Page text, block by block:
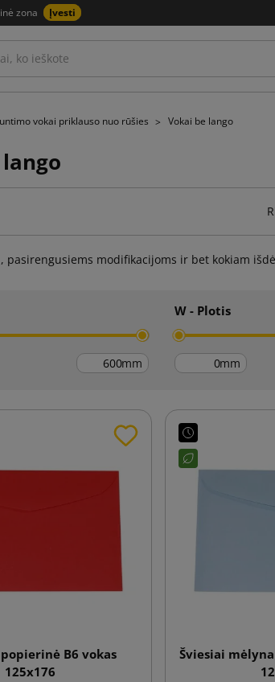
zona Įvesti
vokai priklauso nuo rūšies Vokai be lango
pasirengusiems modifikacijoms ir bet kokiam
mm
W - Plotis
mm
B6 vokas
125x176
Šviesiai